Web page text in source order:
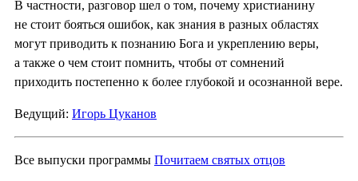
В частности, разговор шел о том, почему христианину
не стоит бояться ошибок, как знания в разных областях
могут приводить к познанию Бога и укреплению веры,
а также о чем стоит помнить, чтобы от сомнений
приходить постепенно к более глубокой и осознанной вере.
Ведущий: Игорь Цуканов
Все выпуски программы Почитаем святых отцов